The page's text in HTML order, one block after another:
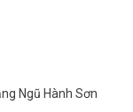
Ngũ Hành Sơn